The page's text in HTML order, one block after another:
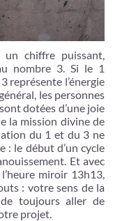
chiffre puissant,
nombre 3. Si le 1
représente l’énergie
les personnes
dotées d’une joie
la mission divine de
du 1 et du 3 ne
: le début d’un cycle
Et avec
miroir 13h13,
: votre sens de la
toujours aller de
projet.